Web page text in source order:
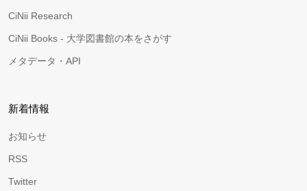
CiNii Research
CiNii Books - 大学図書館の本をさがす
メタデータ・API
新着情報
お知らせ
RSS
Twitter